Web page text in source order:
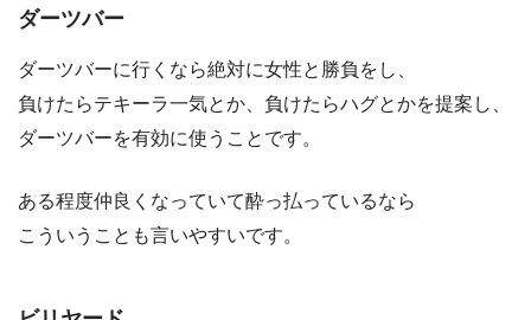
ダーツバー
ダーツバーに行くなら絶対に女性と勝負をし、
負けたらテキーラ一気とか、負けたらハグとかを提案し、
ダーツバーを有効に使うことです。
ある程度仲良くなっていて酔っ払っているなら
こういうことも言いやすいです。